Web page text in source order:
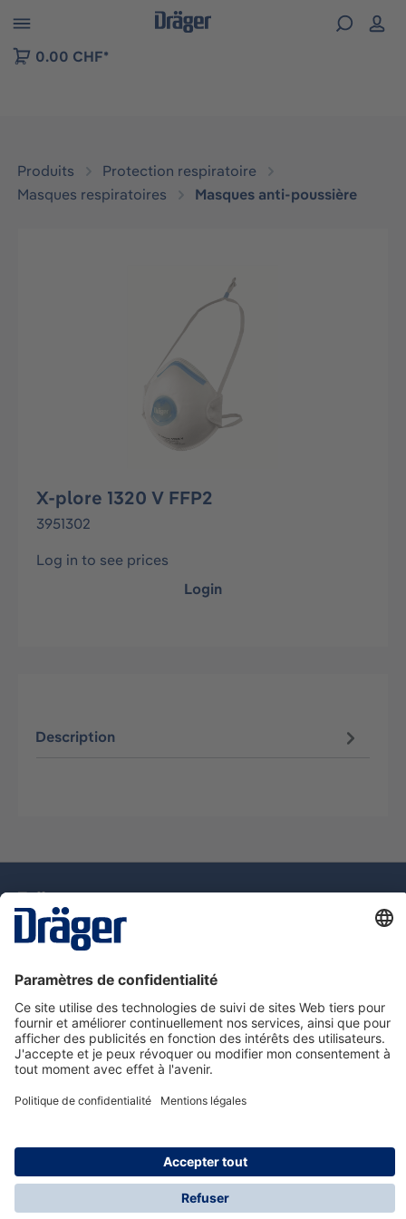
to B2B platform navigation
0.00 CHF*
Produits
Protection respiratoire
Masques respiratoires
Masques anti-poussière
X-plore 1320 V FFP2
3951302
Log in to see prices
Login
Description
pour la vie
Assistance téléphonique
A propos de Dräger
Information
© Dräger Suisse SA, 2025
* Tous les prix s'entendent hors taxe sur la valeur
ajoutée, plus les frais d'expédition, sauf indication